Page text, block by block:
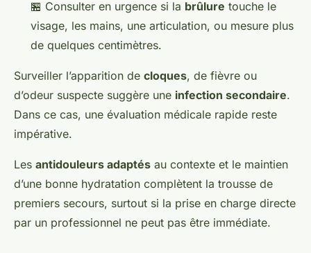
🏪 Consulter en urgence si la brûlure touche le
visage, les mains, une articulation, ou mesure plus
de quelques centimètres.
Surveiller l’apparition de cloques, de fièvre ou
d’odeur suspecte suggère une infection secondaire.
Dans ce cas, une évaluation médicale rapide reste
impérative.
Les antidouleurs adaptés au contexte et le maintien
d’une bonne hydratation complètent la trousse de
premiers secours, surtout si la prise en charge directe
par un professionnel ne peut pas être immédiate.